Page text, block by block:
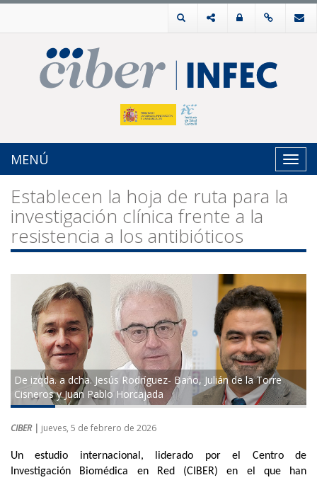
MENÚ
Establecen la hoja de ruta para la
investigación clínica frente a la
resistencia a los antibióticos
De izqda. a dcha. Jesús Rodríguez- Baño, Julián de la Torre
Cisneros y Juan Pablo Horcajada
CIBER | jueves, 5 de febrero de 2026
Un estudio internacional, liderado por el Centro de
Investigación Biomédica en Red (CIBER) en el que han